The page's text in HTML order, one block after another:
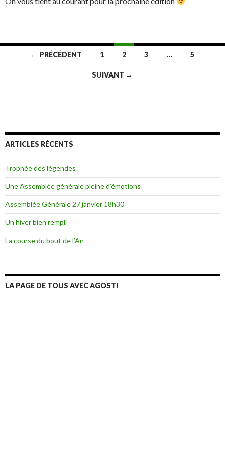
Navigation
← PRÉCÉDENT 1 2 3 … 5
SUIVANT →
ARTICLES RÉCENTS
Trophée des légendes
Une Assemblée générale pleine d’émotions
Assemblée Générale 27 janvier 18h30
Un hiver bien rempli
La course du bout de l’An
LA PAGE DE TOUS AVEC AGOSTI